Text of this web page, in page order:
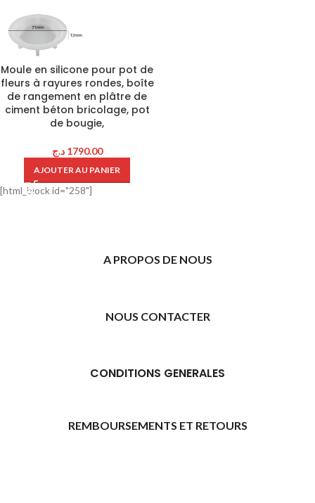
Moule en silicone pour pot de
fleurs à rayures rondes, boîte
de rangement en plâtre de
ciment béton bricolage, pot
de bougie,
1790.00 د.ج
AJOUTER AU PANIER
[html_block id="258"]
A PROPOS DE NOUS
NOUS CONTACTER
CONDITIONS GENERALES
REMBOURSEMENTS ET RETOURS